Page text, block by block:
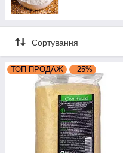
Сортування
ТОП ПРОДАЖ –25%